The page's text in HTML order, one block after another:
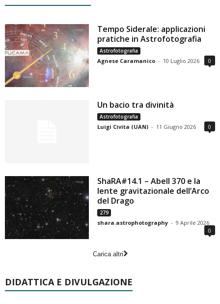
Tempo Siderale: applicazioni
pratiche in Astrofotografia
Astrofotografia
Agnese Caramanico - 10 Luglio 2026 0
Un bacio tra divinità
Astrofotografia
Luigi Civita (UAN) - 11 Giugno 2026 0
ShaRA#14.1 – Abell 370 e la
lente gravitazionale dell’Arco
del Drago
279
shara.astrophotography - 9 Aprile 2026
0
Carica altri
DIDATTICA E DIVULGAZIONE